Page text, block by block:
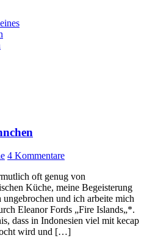
4 Kommentare
oft genug von
Küche, meine Begeisterung
und ich arbeite mich
Eleanor Fords „Fire Islands„*.
dass in Indonesien viel mit kecap
wird und […]